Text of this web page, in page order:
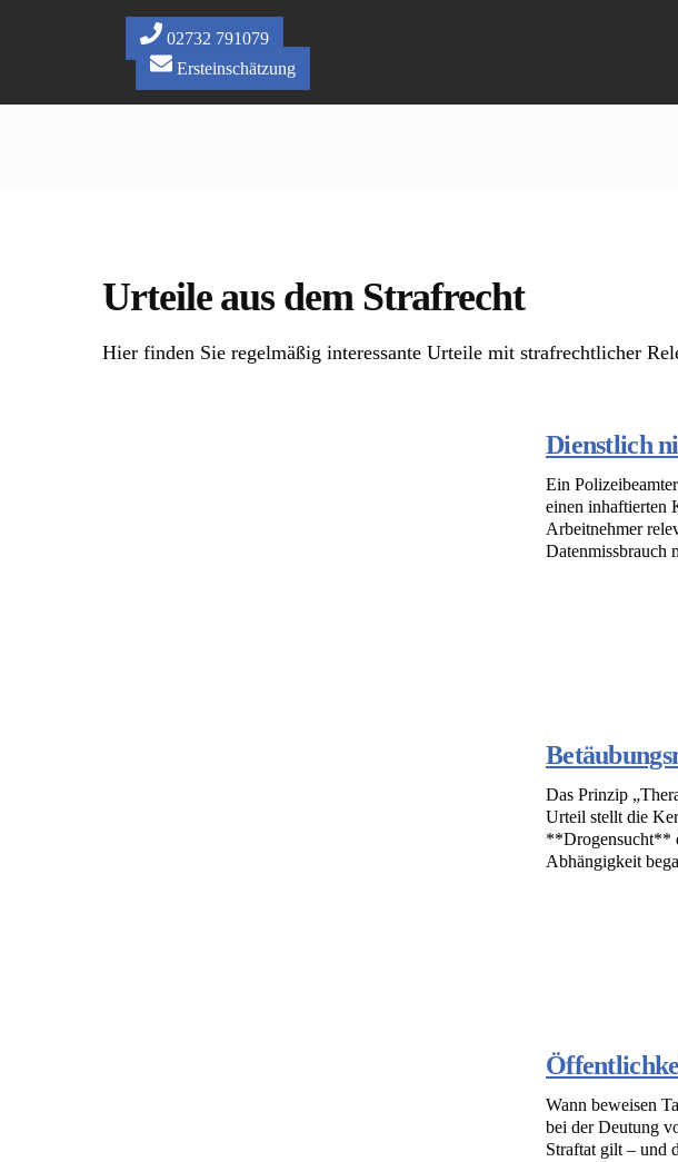
02732 791079
Ersteinschätzung
Urteile aus dem Strafrecht
Hier finden Sie regelmäßig interessante Urteile mit strafrechtlicher
Dienstlich
Ein
einen inhaftierten
Arbeitnehmer
Datenmissbrauch
Das Prinzip
Urteil stellt die
**Drogensucht**
Abhängigkeit
Wann beweisen
bei der Deutung
Straftat gilt – und